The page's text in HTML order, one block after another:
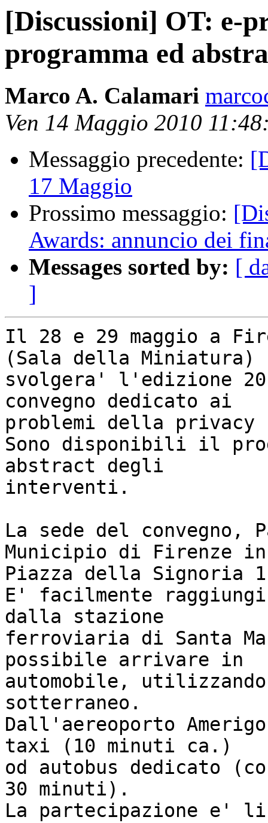
[Discussioni] OT: e-
programma ed
Marco A. Calamari
Ven 14 Maggio 2010
Messaggio precedente:
17 Maggio
Prossimo messaggio:
Awards: annuncio dei
Messages sorted by: [
]
Il 28 e 29 maggio a
(Sala della Miniatura)
svolgera' l'edizione
convegno dedicato ai
problemi della
Sono disponibili il
abstract degli
interventi.
La sede del convegno,
Municipio di Firenze in
Piazza della Signoria
E' facilmente
dalla stazione
ferroviaria di Santa
possibile arrivare in
automobile,
sotterraneo.
Dall'aereoporto
taxi (10 minuti ca.)
od autobus dedicato
30 minuti).
La partecipazione e'